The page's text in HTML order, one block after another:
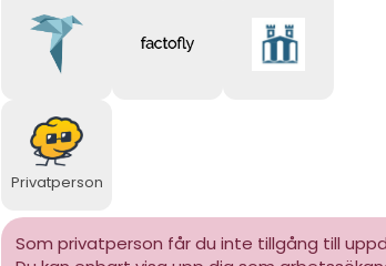
Privatperson
Som privatperson får du inte tillgång till